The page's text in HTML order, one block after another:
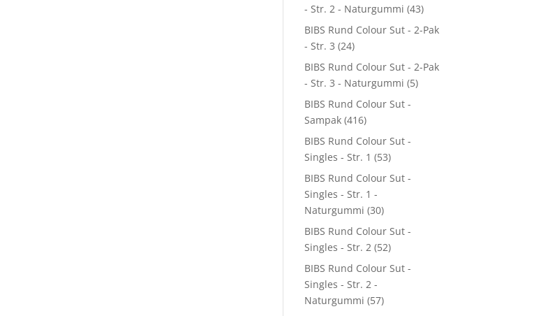
- Str. 2 - Naturgummi (43)
BIBS Rund Colour Sut - 2-Pak
- Str. 3 (24)
BIBS Rund Colour Sut - 2-Pak
- Str. 3 - Naturgummi (5)
BIBS Rund Colour Sut -
Sampak (416)
BIBS Rund Colour Sut -
Singles - Str. 1 (53)
BIBS Rund Colour Sut -
Singles - Str. 1 -
Naturgummi (30)
BIBS Rund Colour Sut -
Singles - Str. 2 (52)
BIBS Rund Colour Sut -
Singles - Str. 2 -
Naturgummi (57)